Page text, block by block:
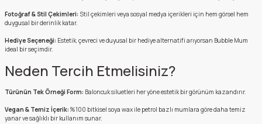
Fotoğraf & Stil Çekimleri: Stil çekimleri veya sosyal medya içerikleri için hem görsel hem
duygusal bir derinlik katar.
Hediye Seçeneği: Estetik, çevreci ve duyusal bir hediye alternatifi arıyorsan Bubble Mum
ideal bir seçimdir.
Neden Tercih Etmelisiniz?
Türünün Tek Örneği Form: Baloncuk siluetleri her yöne estetik bir görünüm kazandırır.
Vegan & Temiz İçerik: %100 bitkisel soya wax ile petrol bazlı mumlara göre daha temiz
yanar ve sağlıklı bir kullanım sunar.